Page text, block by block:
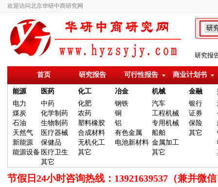
欢迎访问北京华研中商研究网
研究报
首页 研究报告 可行性报告 商业计划书
能源 医药 化工 冶金 机械 金融
电力
煤炭
石油
天然气
新能源
能源设备
中药
化学制药
生物制药
医疗器械
保健品
医疗卫生
其它
化肥
农药
塑料橡胶
合成材料
无机化工
其它
钢铁
铜
铝
有色金属
电池新材料
汽车
工程机械
专用机械
船舶
金属加工
其它
银行
证券
保险
其它
节假日24小时咨询热线：13921639537（兼并微